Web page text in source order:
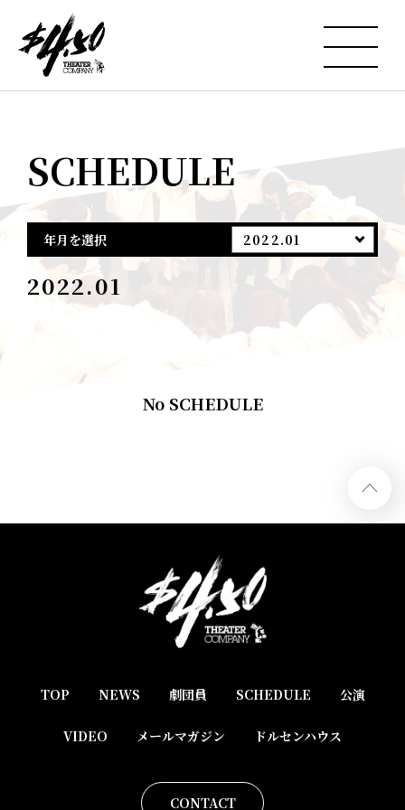
SCHEDULE
年月を選択 2022.01
2022.01
No SCHEDULE
TOP NEWS 劇団員 SCHEDULE 公演
VIDEO メールマガジン ドルセンハウス
CONTACT